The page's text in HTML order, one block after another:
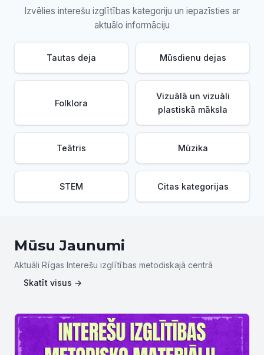
Izvēlies interešu izglītības kategoriju un iepazīsties ar
aktuālo informāciju
Tautas deja Mūsdienu dejas
Folklora
Vizuālā un vizuāli
plastiskā māksla
Teātris Mūzika
STEM Citas kategorijas
Mūsu Jaunumi
Aktuāli Rīgas Interešu izglītības metodiskajā centrā
Skatīt visus →